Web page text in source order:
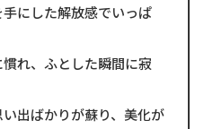
にした解放感でいっぱ
れ、ふとした瞬間に寂
出ばかりが蘇り、美化が